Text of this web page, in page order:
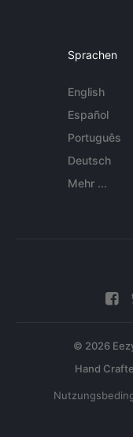
Sprachen
English
Español
Português
Deutsch
Mehr ...
© 2026